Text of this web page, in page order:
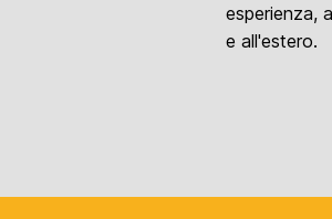
esperienza,
e all'estero.